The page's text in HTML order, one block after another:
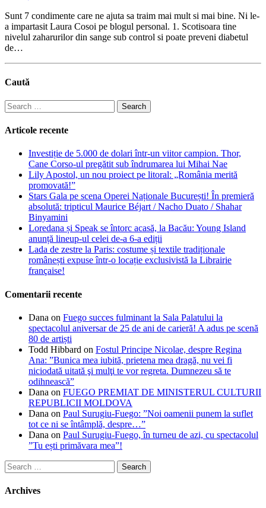
Sunt 7 condimente care ne ajuta sa traim mai mult si mai bine. Ni le-
a impartasit Laura Cosoi pe blogul personal. 1. Scotisoara tine
nivelul zaharurilor din sange sub control si poate preveni diabetul
de…
Caută
Search
for:
Articole recente
Investiție de 5.000 de dolari într-un viitor campion. Thor,
Cane Corso-ul pregătit sub îndrumarea lui Mihai Nae
Lily Apostol, un nou proiect pe litoral: „România merită
promovată!”
Stars Gala pe scena Operei Naționale București! În premieră
absolută: tripticul Maurice Béjart / Nacho Duato / Shahar
Binyamini
Loredana și Speak se întorc acasă, la Bacău: Young Island
anunță lineup-ul celei de-a 6-a ediții
Lada de zestre la Paris: costume și textile tradiționale
românești expuse într-o locație exclusivistă la Librairie
française!
Comentarii recente
Dana on Fuego succes fulminant la Sala Palatului la
spectacolul aniversar de 25 de ani de carieră! A adus pe scenă
80 de artiști
Todd Hibbard on Fostul Principe Nicolae, despre Regina
Ana: ”Bunica mea iubită, prietena mea dragă, nu vei fi
niciodată uitată şi mulţi te vor regreta. Dumnezeu să te
odihnească”
Dana on FUEGO PREMIAT DE MINISTERUL CULTURII
REPUBLICII MOLDOVA
Dana on Paul Surugiu-Fuego: ”Noi oamenii punem la suflet
tot ce ni se întâmplă, despre…”
Dana on Paul Surugiu-Fuego, în turneu de azi, cu spectacolul
”Tu ești primăvara mea”!
Search
for:
Archives